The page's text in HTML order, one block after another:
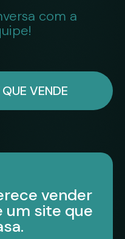
com a
VENDE
vender
um site que